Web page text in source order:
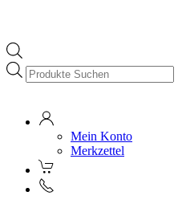
Products
search
Mein Konto
Merkzettel